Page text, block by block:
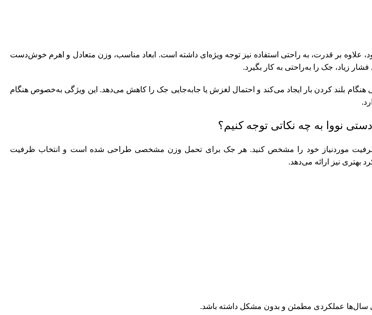
علاوه بر قدرت، به راحتی استفاده نیز توجه ویژه‌ای داشته است. ابعاد مناسب، وزن متعادل و اهرم خوش‌دست
زیاد، جک را به‌راحتی به کار بگیرد.
هنگام بلند کردن بار ایجاد می‌کند و احتمال لغزش یا جابه‌جایی جک را کاهش می‌دهد. این ویژگی به‌خصوص هنگام
نووا به چه نکاتی توجه کنیم؟
ظرفیت موردنیاز خود را مشخص کنید. هر جک برای تحمل وزن مشخصی طراحی شده است و انتخاب ظرفیت
بهتری نیز ارائه می‌دهد.
سال‌ها عملکردی مطمئن و بدون مشکل داشته باشد.